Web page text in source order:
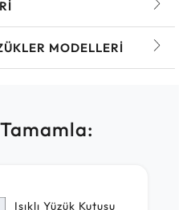
MODELLERI
Tamamla:
Işıklı Yüzük Kutusu